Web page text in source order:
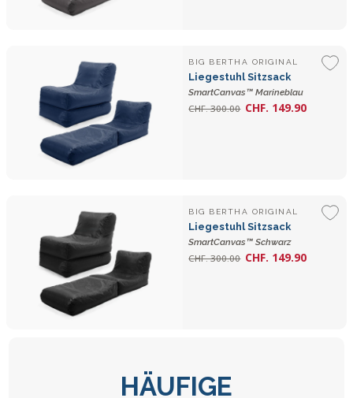
BIG BERTHA ORIGINAL
Liegestuhl Sitzsack
SmartCanvas™ Marineblau
CHF. 300.00 CHF. 149.90
BIG BERTHA ORIGINAL
Liegestuhl Sitzsack
SmartCanvas™ Schwarz
CHF. 300.00 CHF. 149.90
HÄUFIGE